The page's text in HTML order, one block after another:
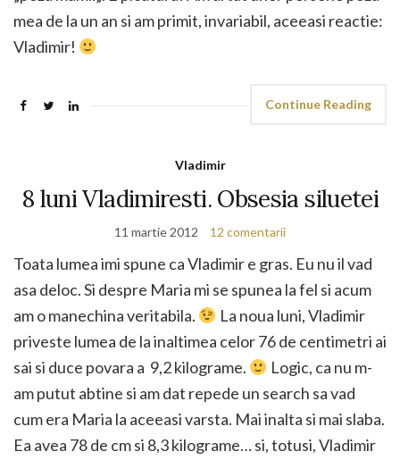
mea de la un an si am primit, invariabil, aceeasi reactie:
Vladimir!
Continue Reading
Vladimir
8 luni Vladimiresti. Obsesia siluetei
11 martie 2012 12 comentarii
Toata lumea imi spune ca Vladimir e gras. Eu nu il vad
asa deloc. Si despre Maria mi se spunea la fel si acum
am o manechina veritabila.
La noua luni, Vladimir
priveste lumea de la inaltimea celor 76 de centimetri ai
sai si duce povara a 9,2 kilograme.
Logic, ca nu m-
am putut abtine si am dat repede un search sa vad
cum era Maria la aceeasi varsta. Mai inalta si mai slaba.
Ea avea 78 de cm si 8,3 kilograme… si, totusi, Vladimir